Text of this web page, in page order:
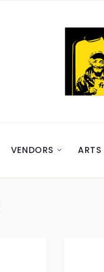
VENDORS ARTS